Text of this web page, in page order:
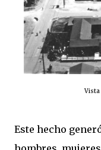
Vista
Este hecho